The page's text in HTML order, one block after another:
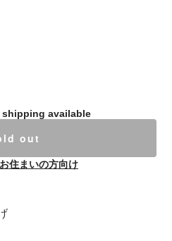
available
out
住まいの方向け